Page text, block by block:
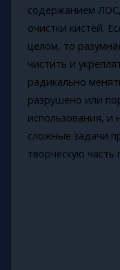
содержанием
очистки кистей.
целом, то
чистить и
радикально
разрушено или
использования, и
сложные задачи
творческую часть